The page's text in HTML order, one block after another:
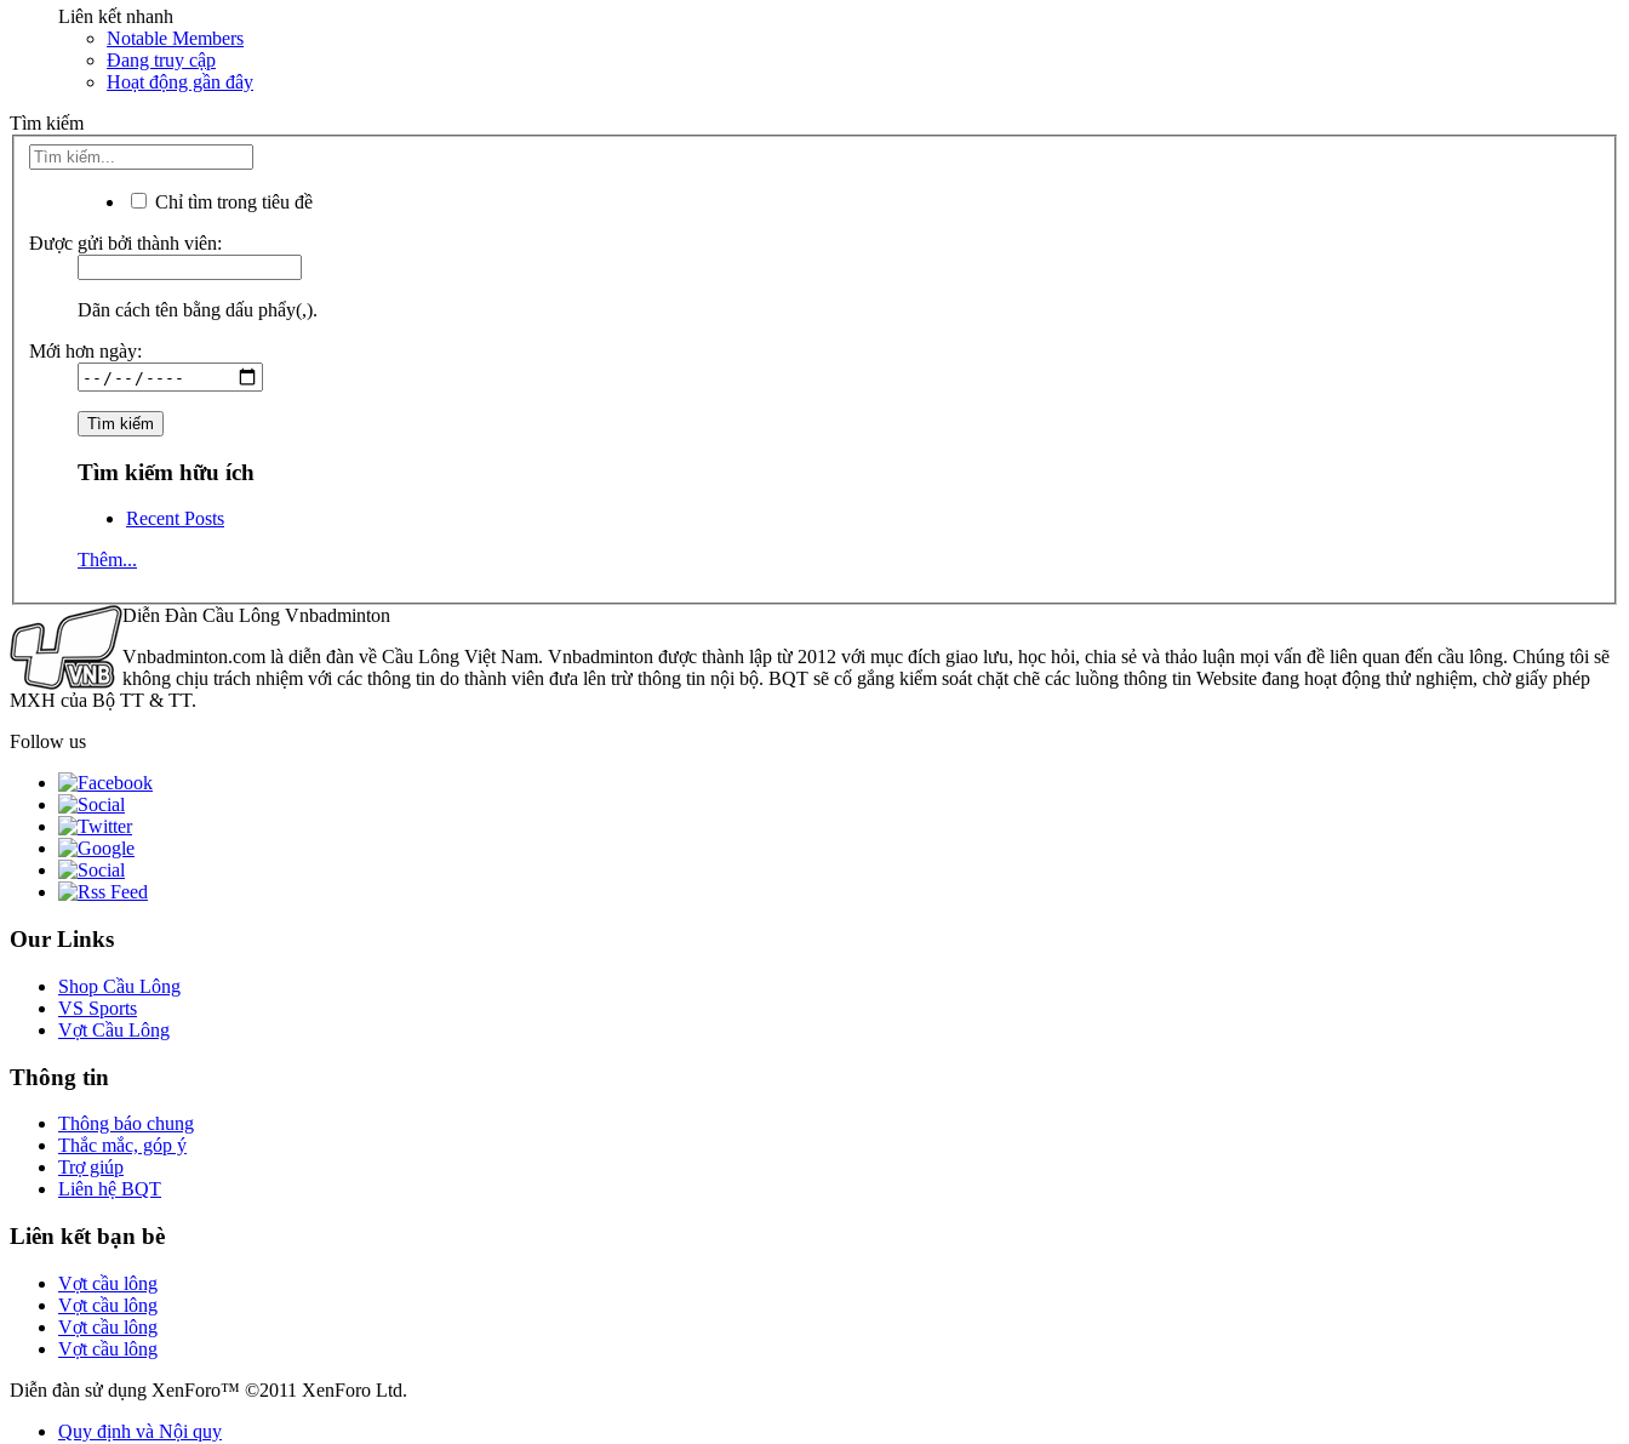
Liên kết nhanh
Notable Members
Đang truy cập
Hoạt động gần đây
Tìm kiếm
Chỉ tìm trong tiêu đề
Được gửi bởi thành viên:
Dãn cách tên bằng dấu phẩy(,).
Mới hơn ngày:
Tìm kiếm hữu ích
Recent Posts
Thêm...
Diễn Đàn Cầu Lông Vnbadminton
Vnbadminton.com là diễn đàn về Cầu Lông Việt Nam. Vnbadminton được thành lập từ 2012 với mục đích giao lưu, học hỏi, chia sẻ và thảo luận mọi vấn đề liên quan đến cầu lông. Chúng tôi sẽ
không chịu trách nhiệm với các thông tin do thành viên đưa lên trừ thông tin nội bộ. BQT sẽ cố gắng kiểm soát chặt chẽ các luồng thông tin Website đang hoạt động thử nghiệm, chờ giấy phép
MXH của Bộ TT & TT.
Follow us
Our Links
Shop Cầu Lông
VS Sports
Vợt Cầu Lông
Thông tin
Thông báo chung
Thắc mắc, góp ý
Trợ giúp
Liên hệ BQT
Liên kết bạn bè
Vợt cầu lông
Vợt cầu lông
Vợt cầu lông
Vợt cầu lông
Diễn đàn sử dụng XenForo™ ©2011 XenForo Ltd.
Quy định và Nội quy